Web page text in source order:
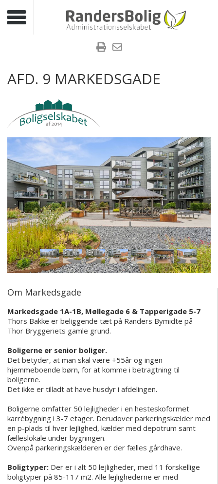
Toggle navigation
AFD. 9 MARKEDSGADE
Om Markedsgade
Markedsgade 1A-1B, Møllegade 6 & Tapperigade 5-7
Thors Bakke er beliggende tæt på Randers Bymidte på
Thor Bryggeriets gamle grund.
Boligerne er senior boliger.
Det betyder, at man skal være +55år og ingen
hjemmeboende børn, for at komme i betragtning til
boligerne.
Det ikke er tilladt at have husdyr i afdelingen.
Boligerne omfatter 50 lejligheder i en hesteskoformet
karrébygning i 3-7 etager. Derudover parkeringskælder med
en p-plads til hver lejlighed, kælder med depotrum samt
fælleslokale under bygningen.
Ovenpå parkeringskælderen er der fælles gårdhave.
Boligtyper: Der er i alt 50 lejligheder, med 11 forskellige
boligtyper på 85-117 m2. Alle lejlighederne er med